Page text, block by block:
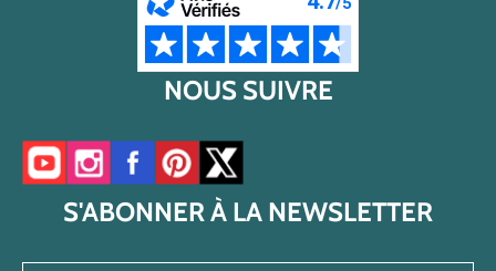
NOUS SUIVRE
Accéder à notre chaîne YouTube
Accéder à notre compte Instagram
Accéder à notre page Facebook
Accéder à notre compte Pinterest
Accéder à notre compte Twitter/X
S'ABONNER À LA NEWSLETTER